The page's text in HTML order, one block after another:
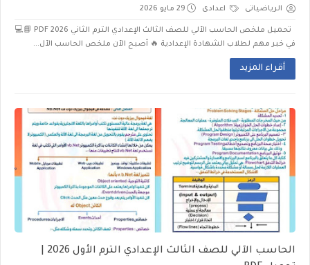
الرياضياتى اعدادى 29 مايو 2026
تحميل ملخص الحاسب الآلي للصف الثالث الإعدادي الترم الثاني 2026 PDF 📘💻
في خبر مهم لطلاب الشهادة الإعدادية 🔥 أصبح الآن ملخص الحاسب الآل...
أقراء المزيد
الحاسب الآلي للصف الثالث الإعدادي الترم الأول 2026 |